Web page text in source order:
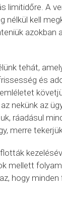
limitidőre. A
nélkül kell
azokban
tehát,
és
nekünk az
ráadásul
merre
mellett
hogy